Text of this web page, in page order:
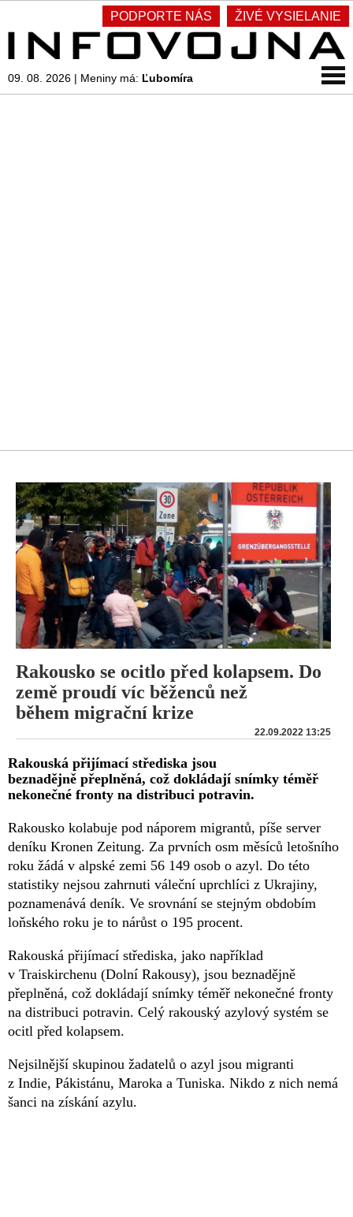
PODPORTE NÁS ŽIVÉ VYSIELANIE
09. 08. 2026 | Meniny má: Ľubomíra
Rakousko se ocitlo před kolapsem. Do
země proudí víc běženců než
během migrační krize
22.09.2022 13:25
Rakouská přijímací střediska jsou
beznadějně přeplněná, což dokládají snímky téměř
nekonečné fronty na distribuci potravin.
Rakousko kolabuje pod náporem migrantů, píše server
deníku Kronen Zeitung. Za prvních osm měsíců letošního
roku žádá v alpské zemi 56 149 osob o azyl. Do této
statistiky nejsou zahrnuti váleční uprchlíci z Ukrajiny,
poznamenává deník. Ve srovnání se stejným obdobím
loňského roku je to nárůst o 195 procent.
Rakouská přijímací střediska, jako například
v Traiskirchenu (Dolní Rakousy), jsou beznadějně
přeplněná, což dokládají snímky téměř nekonečné fronty
na distribuci potravin. Celý rakouský azylový systém se
ocitl před kolapsem.
Nejsilnější skupinou žadatelů o azyl jsou migranti
z Indie, Pákistánu, Maroka a Tuniska. Nikdo z nich nemá
šanci na získání azylu.